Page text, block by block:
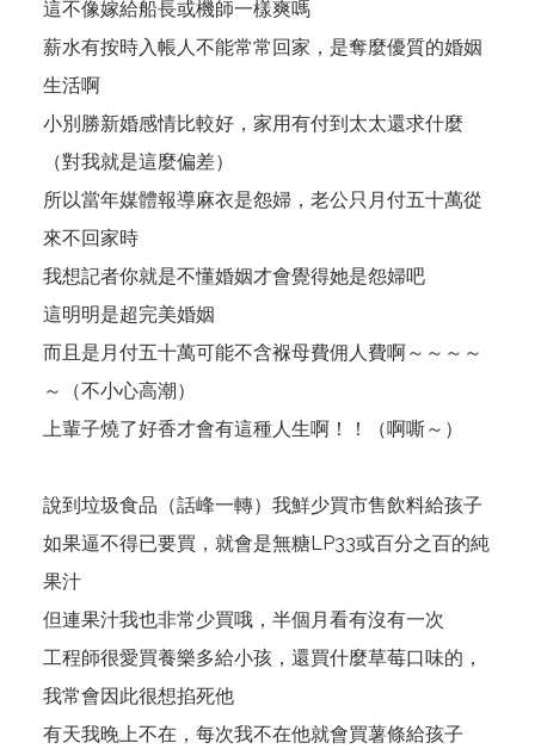
這不像嫁給船長或機師一樣爽嗎
薪水有按時入帳人不能常常回家，是奪麼優質的婚姻
生活啊
小別勝新婚感情比較好，家用有付到太太還求什麼
（對我就是這麼偏差）
所以當年媒體報導麻衣是怨婦，老公只月付五十萬從
來不回家時
我想記者你就是不懂婚姻才會覺得她是怨婦吧
這明明是超完美婚姻
而且是月付五十萬可能不含褓母費佣人費啊～～～～
～（不小心高潮）
上輩子燒了好香才會有這種人生啊！！（啊嘶～）
說到垃圾食品（話峰一轉）我鮮少買市售飲料給孩子
如果逼不得已要買，就會是無糖LP33或百分之百的純
果汁
但連果汁我也非常少買哦，半個月看有沒有一次
工程師很愛買養樂多給小孩，還買什麼草莓口味的，
我常會因此很想掐死他
有天我晚上不在，每次我不在他就會買薯條給孩子